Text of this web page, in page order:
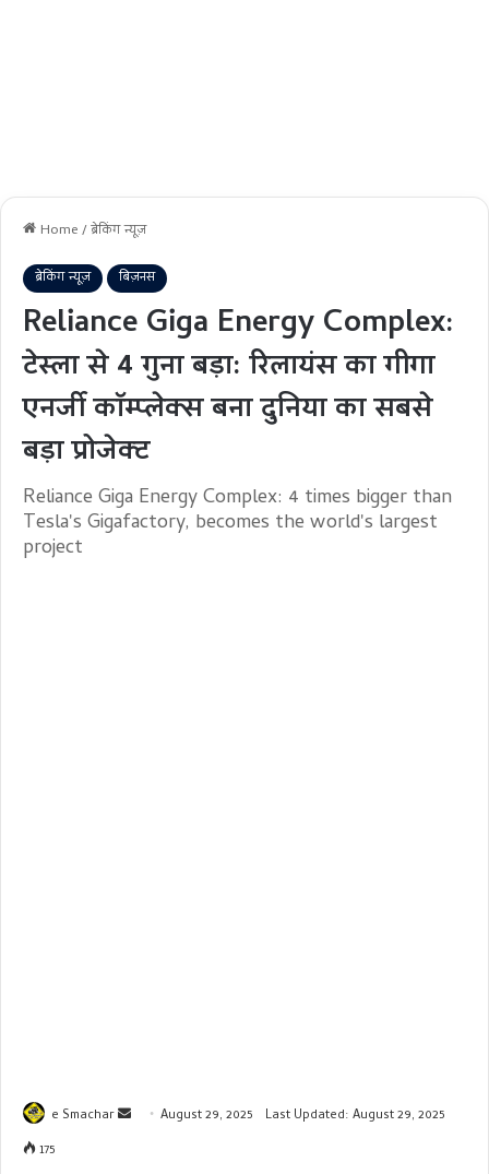
Home/ब्रेकिंग न्यूज़
ब्रेकिंग न्यूज़ बिज़नस
Reliance Giga Energy Complex:
टेस्ला से 4 गुना बड़ा: रिलायंस का गीगा
एनर्जी कॉम्प्लेक्स बना दुनिया का सबसे
बड़ा प्रोजेक्ट
Reliance Giga Energy Complex: 4 times bigger than
Tesla's Gigafactory, becomes the world's largest
project
e Smachar
Send August 29, 2025
Last Updated: August 29, 2025
175